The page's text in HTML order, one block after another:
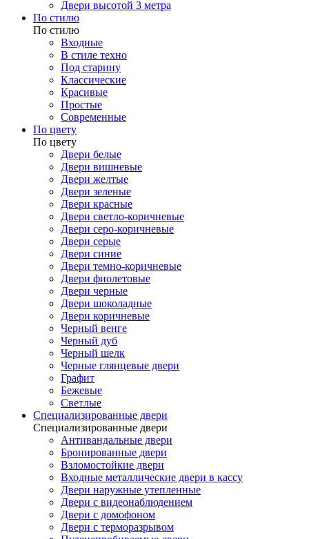
Двери высотой 3 метра
По стилю
По стилю
Входные
В стиле техно
Под старину
Классические
Красивые
Простые
Современные
По цвету
По цвету
Двери белые
Двери вишневые
Двери желтые
Двери зеленые
Двери красные
Двери светло-коричневые
Двери серо-коричневые
Двери серые
Двери синие
Двери темно-коричневые
Двери фиолетовые
Двери черные
Двери шоколадные
Двери коричневые
Черный венге
Черный дуб
Черный шелк
Черные глянцевые двери
Графит
Бежевые
Светлые
Специализированные двери
Специализированные двери
Антивандальные двери
Бронированные двери
Взломостойкие двери
Входные металлические двери в кассу
Двери наружные утепленные
Двери с видеонаблюдением
Двери с домофоном
Двери с терморазрывом